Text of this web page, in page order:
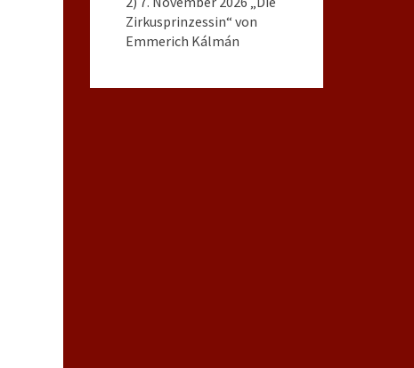
Zirkusprinzessin“ von
Emmerich Kálmán